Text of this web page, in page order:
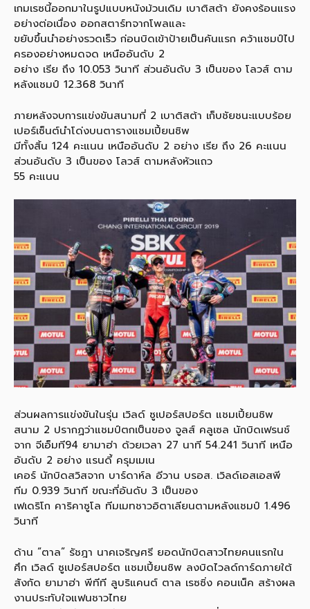
เกมเรซนี้ออกมาในรูปแบบหนังม้วนเดิม เบาติสต้า ยังคงร้อนแรง
อย่างต่อเนื่อง ออกสตาร์ทจากโพลและ
ขยับขึ้นนำอย่างรวดเร็ว ก่อนบิดเข้าป้ายเป็นคันแรก คว้าแชมป์ไป
ครองอย่างหมดจด เหนืออันดับ 2
อย่าง เรีย ถึง 10.053 วินาที ส่วนอันดับ 3 เป็นของ โลวส์ ตาม
หลังแชมป์ 12.368 วินาที
ภายหลังจบการแข่งขันสนามที่ 2 เบาติสต้า เก็บชัยชนะแบบร้อย
เปอร์เซ็นต์นำโด่งบนตารางแชมเปี้ยนชิพ
มีทั้งสิ้น 124 คะแนน เหนืออันดับ 2 อย่าง เรีย ถึง 26 คะแนน
ส่วนอันดับ 3 เป็นของ โลวส์ ตามหลังหัวแถว
55 คะแนน
ส่วนผลการแข่งขันในรุ่น เวิลด์ ซูเปอร์สปอร์ต แชมเปี้ยนชิพ
สนาม 2 ปรากฏว่าแชมป์ตกเป็นของ จูลส์ คลูเซล นักบิดเฟรนช์
จาก จีเอ็มที94 ยามาฮ่า ด้วยเวลา 27 นาที 54.241 วินาที เหนือ
อันดับ 2 อย่าง แรนดี้ ครุมเมเน
เคอร์ นักบิดสวิสจาก บาร์ดาห์ล อีวาน บรอส. เวิลด์เอสเอสพี
ทีม 0.939 วินาที ขณะที่อันดับ 3 เป็นของ
เฟเดริโก คาริคาซูโล ทีมเมทชาวอิตาเลียนตามหลังแชมป์ 1.496
วินาที
ด้าน “ตาล” รัชฎา นาคเจริญศรี ยอดนักบิดสาวไทยคนแรกใน
ศึก เวิลด์ ซูเปอร์สปอร์ต แชมเปี้ยนชิพ ลงบิดไวลด์การ์ดภายใต้
สังกัด ยามาฮ่า พีทีที ลูบริแคนต์ ตาล เรซซิ่ง คอนเน็ค สร้างผล
งานประทับใจแฟนชาวไทย